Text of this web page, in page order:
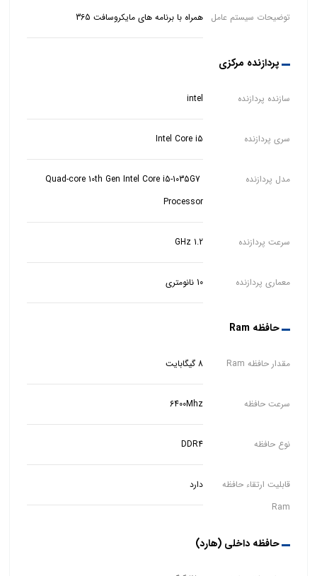
توضیحات سیستم عامل همراه با برنامه های مایکروسافت 365
پردازنده مرکزی
سازنده پردازنده intel
سری پردازنده Intel Core i5
مدل پردازنده
Quad-core 10th Gen Intel Core i5-1035G7
Processor
سرعت پردازنده 1.2 GHz
معماری پردازنده 10 نانومتری
حافظه Ram
مقدار حافظه Ram 8 گیگابایت
سرعت حافظه 6400Mhz
نوع حافظه DDR4
قابلیت ارتقاء حافظه
Ram
دارد
حافظه داخلی (هارد)